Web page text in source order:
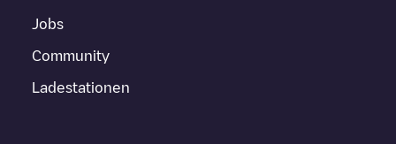
Jobs
Community
Ladestationen